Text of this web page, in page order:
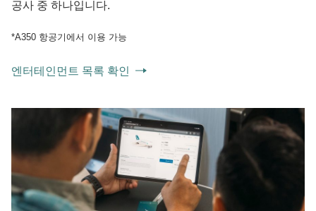
공사 중 하나입니다.
*A350 항공기에서 이용 가능
엔터테인먼트 목록 확인